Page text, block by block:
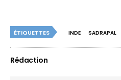
ÉTIQUETTES INDE SADRAPAL
Rédaction